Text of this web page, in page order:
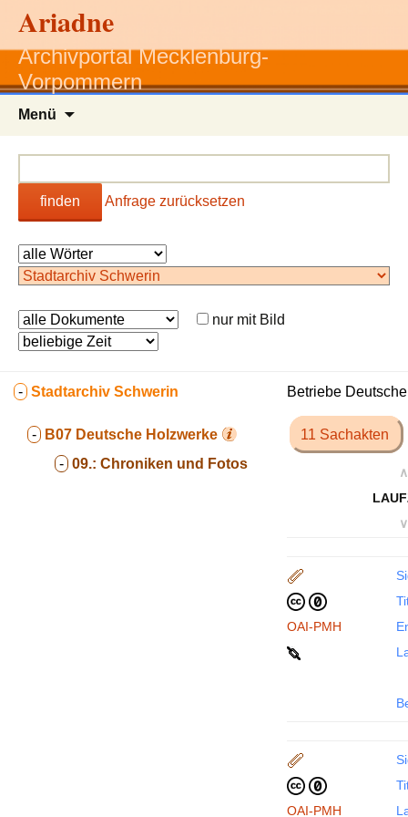
Ariadne
Archivportal Mecklenburg-
Vorpommern
Menü
finden Anfrage zurücksetzen
nur mit Bild
- Stadtarchiv Schwerin
- B07 Deutsche Holzwerke
- 09.: Chroniken und Fotos
Betriebe
11 Sachakten
∧
∨
OAI-PMH
OAI-PMH